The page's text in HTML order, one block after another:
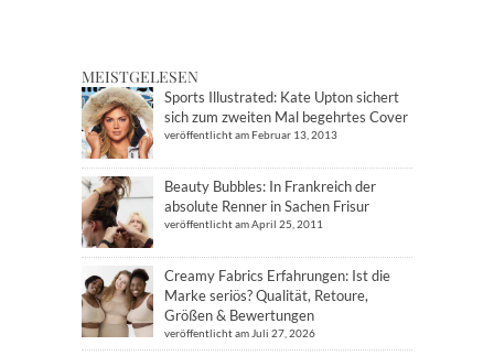
MEISTGELESEN
Sports Illustrated: Kate Upton sichert
sich zum zweiten Mal begehrtes Cover
veröffentlicht am Februar 13, 2013
Beauty Bubbles: In Frankreich der
absolute Renner in Sachen Frisur
veröffentlicht am April 25, 2011
Creamy Fabrics Erfahrungen: Ist die
Marke seriös? Qualität, Retoure,
Größen & Bewertungen
veröffentlicht am Juli 27, 2026